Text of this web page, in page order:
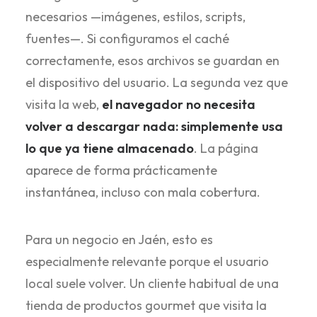
necesarios —imágenes, estilos, scripts,
fuentes—. Si configuramos el caché
correctamente, esos archivos se guardan en
el dispositivo del usuario. La segunda vez que
visita la web, el navegador no necesita
volver a descargar nada: simplemente usa
lo que ya tiene almacenado. La página
aparece de forma prácticamente
instantánea, incluso con mala cobertura.
Para un negocio en Jaén, esto es
especialmente relevante porque el usuario
local suele volver. Un cliente habitual de una
tienda de productos gourmet que visita la